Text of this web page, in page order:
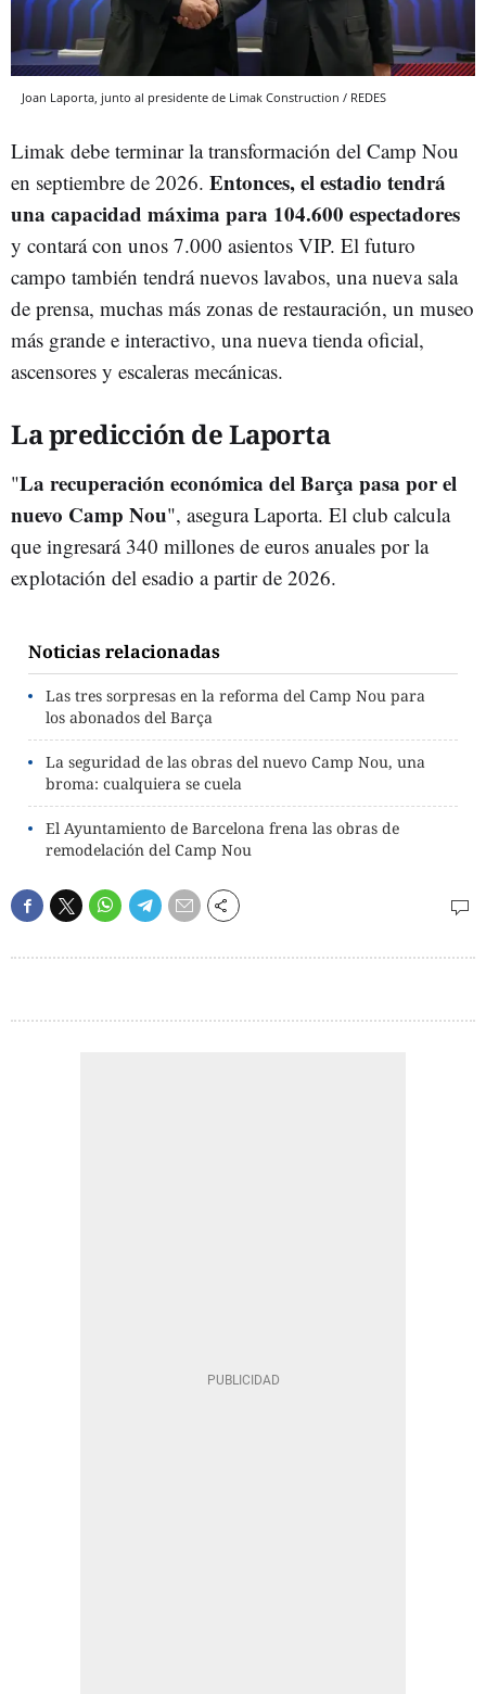
Joan Laporta, junto al presidente de Limak Construction / REDES
Limak debe terminar la transformación del Camp Nou
en septiembre de 2026. Entonces, el estadio tendrá
una capacidad máxima para 104.600 espectadores
y contará con unos 7.000 asientos VIP. El futuro
campo también tendrá nuevos lavabos, una nueva sala
de prensa, muchas más zonas de restauración, un museo
más grande e interactivo, una nueva tienda oficial,
ascensores y escaleras mecánicas.
La predicción de Laporta
"La recuperación económica del Barça pasa por el
nuevo Camp Nou", asegura Laporta. El club calcula
que ingresará 340 millones de euros anuales por la
explotación del esadio a partir de 2026.
Noticias relacionadas
Las tres sorpresas en la reforma del Camp Nou para
los abonados del Barça
La seguridad de las obras del nuevo Camp Nou, una
broma: cualquiera se cuela
El Ayuntamiento de Barcelona frena las obras de
remodelación del Camp Nou